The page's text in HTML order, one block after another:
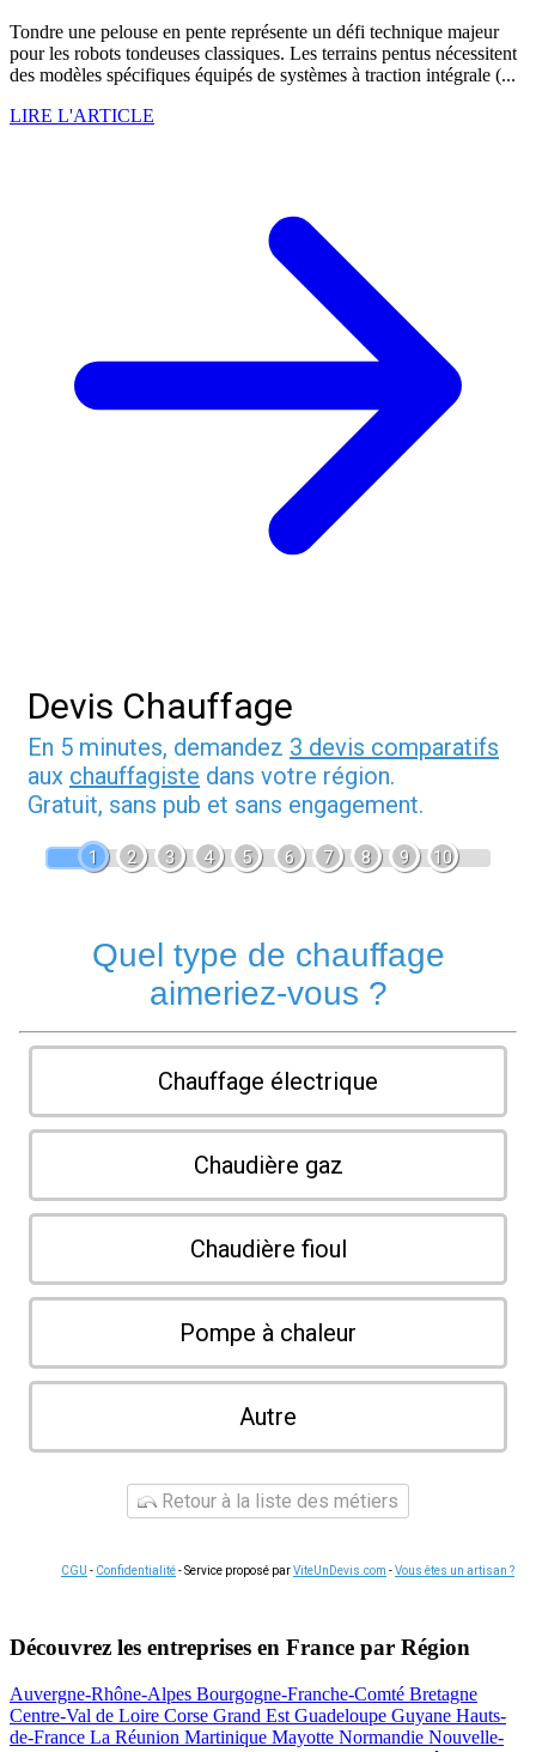
Tondre une pelouse en pente représente un défi technique majeur
pour les robots tondeuses classiques. Les terrains pentus nécessitent
des modèles spécifiques équipés de systèmes à traction intégrale (...
LIRE L'ARTICLE
Devis Chauffage
En 5 minutes, demandez 3 devis comparatifs
aux chauffagiste dans votre région.
Gratuit, sans pub et sans engagement.
1 2 3 4 5 6 7 8 9 10
Quel type de chauffage
aimeriez-vous ?
Chauffage électrique
Chaudière gaz
Chaudière fioul
Pompe à chaleur
Autre
Retour à la liste des métiers
CGU - Confidentialité- Service proposé parViteUnDevis.com -Vous êtes un artisan ?
Découvrez les entreprises en France par Région
Auvergne-Rhône-Alpes Bourgogne-Franche-Comté Bretagne
Centre-Val de Loire Corse Grand Est Guadeloupe Guyane Hauts-
de-France La Réunion Martinique Mayotte Normandie Nouvelle-